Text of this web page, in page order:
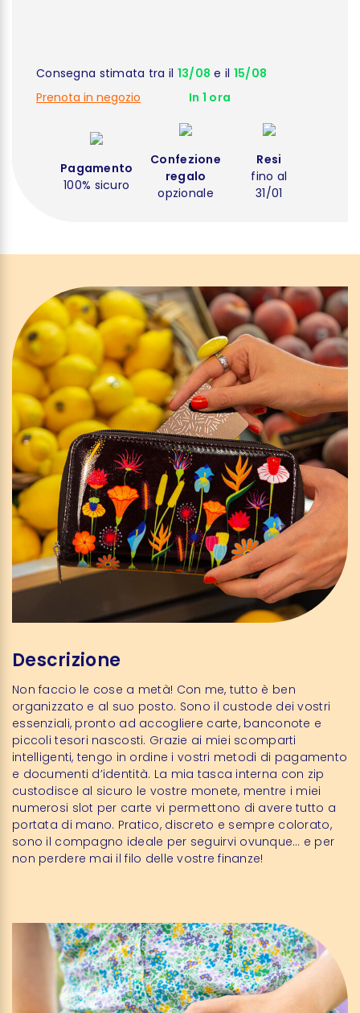
Consegna stimata tra il 13/08 e il 15/08
Prenota in negozio
In 1 ora
Pagamento
100% sicuro
Confezione
regalo
opzionale
Resi
fino al
31/01
Descrizione
Non faccio le cose a metà! Con me, tutto è ben
organizzato e al suo posto. Sono il custode dei vostri
essenziali, pronto ad accogliere carte, banconote e
piccoli tesori nascosti. Grazie ai miei scomparti
intelligenti, tengo in ordine i vostri metodi di pagamento
e documenti d’identità. La mia tasca interna con zip
custodisce al sicuro le vostre monete, mentre i miei
numerosi slot per carte vi permettono di avere tutto a
portata di mano. Pratico, discreto e sempre colorato,
sono il compagno ideale per seguirvi ovunque… e per
non perdere mai il filo delle vostre finanze!